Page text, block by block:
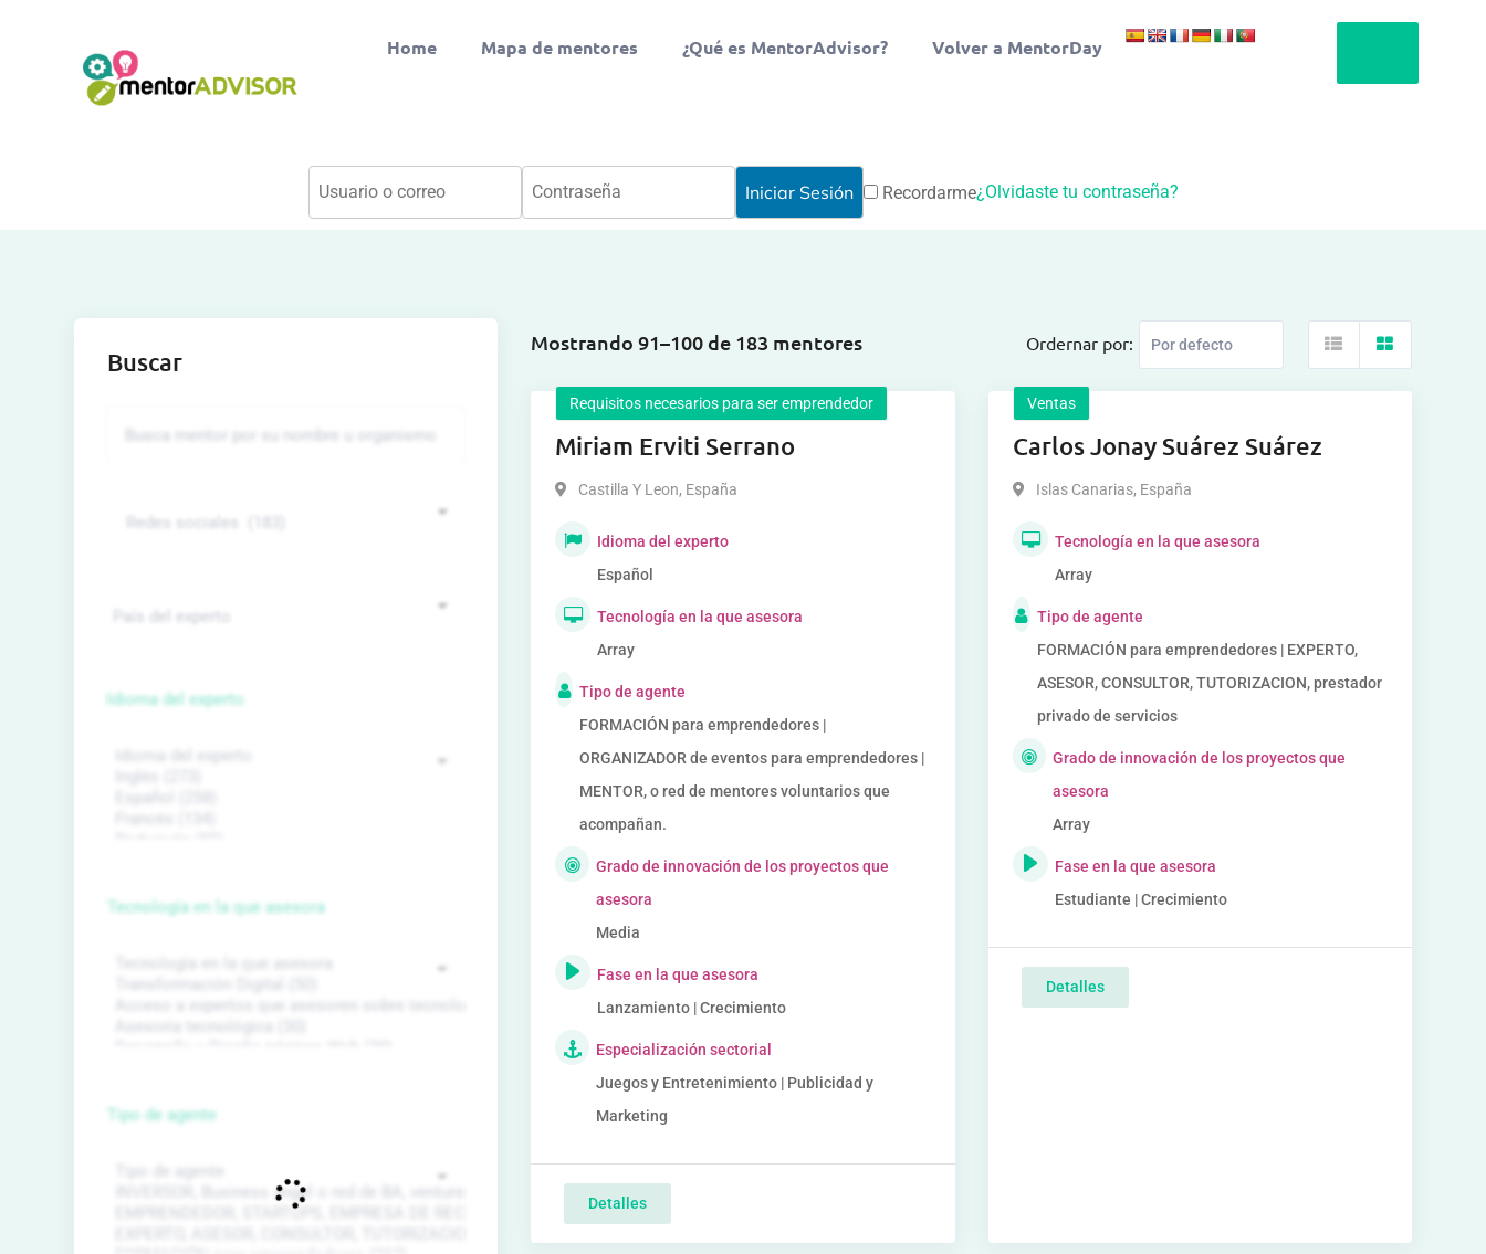
Home Mapa de mentores ¿Qué es MentorAdvisor? Volver a MentorDay
Recordarme¿Olvidaste tu contraseña?
Mostrando 91–100 de 183 mentores Ordernar por:
Requisitos necesarios para ser emprendedor
Miriam Erviti Serrano
Castilla Y Leon, España
Idioma del experto
Español
Tecnología en la que asesora
Array
Tipo de agente
FORMACIÓN para emprendedores |
ORGANIZADOR de eventos para emprendedores |
MENTOR, o red de mentores voluntarios que
acompañan.
Grado de innovación de los proyectos que
asesora
Media
Fase en la que asesora
Lanzamiento | Crecimiento
Especialización sectorial
Juegos y Entretenimiento | Publicidad y
Marketing
Detalles
Ventas
Carlos Jonay Suárez Suárez
Islas Canarias, España
Tecnología en la que asesora
Array
Tipo de agente
FORMACIÓN para emprendedores | EXPERTO,
ASESOR, CONSULTOR, TUTORIZACION, prestador
privado de servicios
Grado de innovación de los proyectos que
asesora
Array
Fase en la que asesora
Estudiante | Crecimiento
Detalles
Buscar
Idioma del experto
Tecnología en la que asesora
Tipo de agente